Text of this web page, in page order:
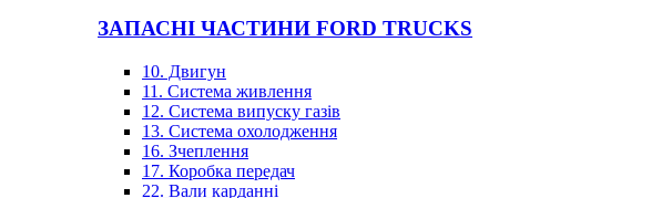
ЗАПАСНІ ЧАСТИНИ FORD TRUCKS
10. Двигун
11. Система живлення
12. Система випуску газів
13. Система охолодження
16. Зчеплення
17. Коробка передач
22. Вали карданні